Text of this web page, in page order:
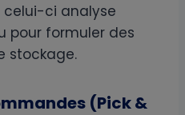
celui-ci analyse
pour formuler des
stockage.
(Pick &